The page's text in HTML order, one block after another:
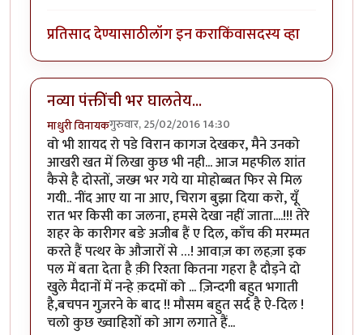
प्रतिसाद देण्यासाठीलॉग इन कराकिंवासदस्य व्हा
नव्या पंक्तींची भर घालतेय...
माधुरी विनायकगुरुवार, 25/02/2016 14:30
वो भी शायद रो पडे विरान कागज देखकर, मैने उनको
आखरी खत में लिखा कुछ भी नही... आज महफील शांत
कैसे है दोस्तों, जख्म भर गये या मोहोब्बत फिर से मिल
गयी.. नींद आए या ना आए, चिराग बुझा दिया करो, यूँ
रात भर किसी का जलना, हमसे देखा नहीं जाता....!!! तेरे
शहर के कारीगर बङे अजीब हैं ए दिल, काँच की मरम्मत
करते हैं पत्थर के औजारों से …! आवाज़ का लहज़ा इक
पल में बता देता है क़ी रिश्ता कितना गहरा है दौड़ने दो
खुले मैदानों में नन्हे क़दमों को ... ज़िन्दगी बहुत भगाती
है,बचपन गुज़रने के बाद !! मौसम बहुत सर्द है ऐ-दिल !
चलो कुछ ख्वाहिशों को आग लगाते हैं...